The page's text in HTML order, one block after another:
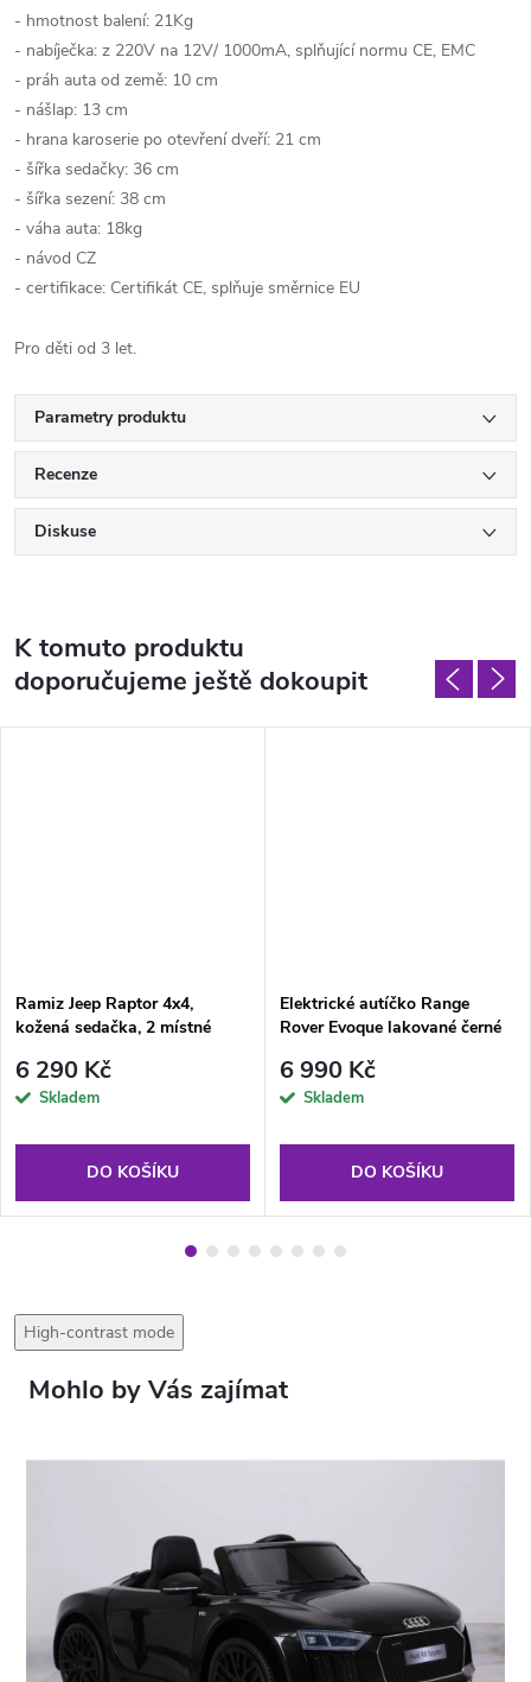
- hmotnost balení: 21Kg
- nabíječka: z 220V na 12V/ 1000mA, splňující normu CE, EMC
- práh auta od země: 10 cm
- nášlap: 13 cm
- hrana karoserie po otevření dveří: 21 cm
- šířka sedačky: 36 cm
- šířka sezení: 38 cm
- váha auta: 18kg
- návod CZ
- certifikace: Certifikát CE, splňuje směrnice EU
Pro děti od 3 let.
Parametry produktu
Recenze
Diskuse
K tomuto produktu
doporučujeme ještě dokoupit
Ramiz Jeep Raptor 4x4,
kožená sedačka, 2 místné
6 290 Kč
Skladem
DO KOŠÍKU
Elektrické autíčko Range
Rover Evoque lakované černé
6 990 Kč
Skladem
DO KOŠÍKU
High-contrast mode